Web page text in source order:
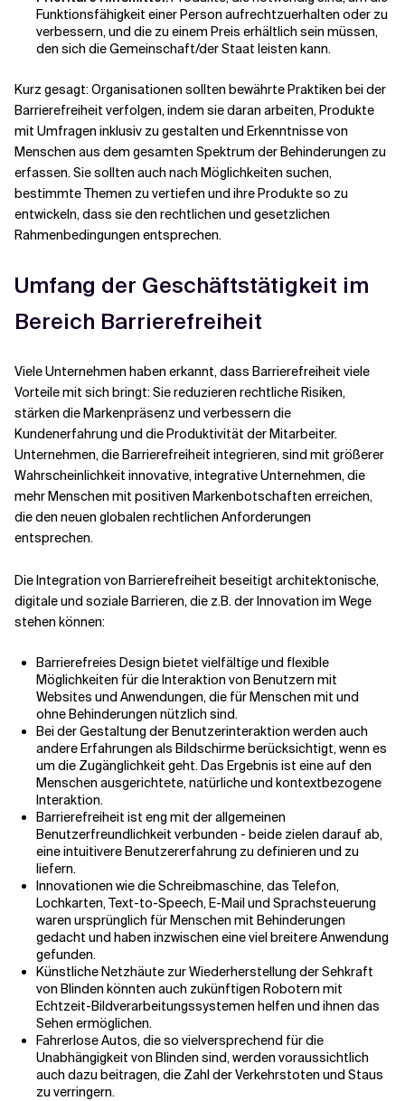
Funktionsfähigkeit einer Person aufrechtzuerhalten oder zu
verbessern, und die zu einem Preis erhältlich sein müssen,
den sich die Gemeinschaft/der Staat leisten kann.
Kurz gesagt: Organisationen sollten bewährte Praktiken bei der
Barrierefreiheit verfolgen, indem sie daran arbeiten, Produkte
mit Umfragen inklusiv zu gestalten und Erkenntnisse von
Menschen aus dem gesamten Spektrum der Behinderungen zu
erfassen. Sie sollten auch nach Möglichkeiten suchen,
bestimmte Themen zu vertiefen und ihre Produkte so zu
entwickeln, dass sie den rechtlichen und gesetzlichen
Rahmenbedingungen entsprechen.
Umfang der Geschäftstätigkeit im
Bereich Barrierefreiheit
Viele Unternehmen haben erkannt, dass Barrierefreiheit viele
Vorteile mit sich bringt: Sie reduzieren rechtliche Risiken,
stärken die Markenpräsenz und verbessern die
Kundenerfahrung und die Produktivität der Mitarbeiter.
Unternehmen, die Barrierefreiheit integrieren, sind mit größerer
Wahrscheinlichkeit innovative, integrative Unternehmen, die
mehr Menschen mit positiven Markenbotschaften erreichen,
die den neuen globalen rechtlichen Anforderungen
entsprechen.
Die Integration von Barrierefreiheit beseitigt architektonische,
digitale und soziale Barrieren, die z.B. der Innovation im Wege
stehen können:
Barrierefreies Design bietet vielfältige und flexible
Möglichkeiten für die Interaktion von Benutzern mit
Websites und Anwendungen, die für Menschen mit und
ohne Behinderungen nützlich sind.
Bei der Gestaltung der Benutzerinteraktion werden auch
andere Erfahrungen als Bildschirme berücksichtigt, wenn es
um die Zugänglichkeit geht. Das Ergebnis ist eine auf den
Menschen ausgerichtete, natürliche und kontextbezogene
Interaktion.
Barrierefreiheit ist eng mit der allgemeinen
Benutzerfreundlichkeit verbunden - beide zielen darauf ab,
eine intuitivere Benutzererfahrung zu definieren und zu
liefern.
Innovationen wie die Schreibmaschine, das Telefon,
Lochkarten, Text-to-Speech, E-Mail und Sprachsteuerung
waren ursprünglich für Menschen mit Behinderungen
gedacht und haben inzwischen eine viel breitere Anwendung
gefunden.
Künstliche Netzhäute zur Wiederherstellung der Sehkraft
von Blinden könnten auch zukünftigen Robotern mit
Echtzeit-Bildverarbeitungssystemen helfen und ihnen das
Sehen ermöglichen.
Fahrerlose Autos, die so vielversprechend für die
Unabhängigkeit von Blinden sind, werden voraussichtlich
auch dazu beitragen, die Zahl der Verkehrstoten und Staus
zu verringern.